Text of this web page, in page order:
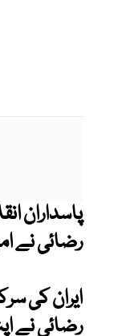
پاسداران
رضائی نے
ایران کی
رضائی نے